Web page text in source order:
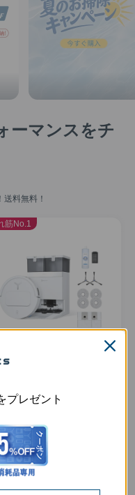
ーマンスをチ
料無料！
筋No.1
ト
品（12,470円分）付き。本
品より14,270円お得）。
オフ
プレゼント